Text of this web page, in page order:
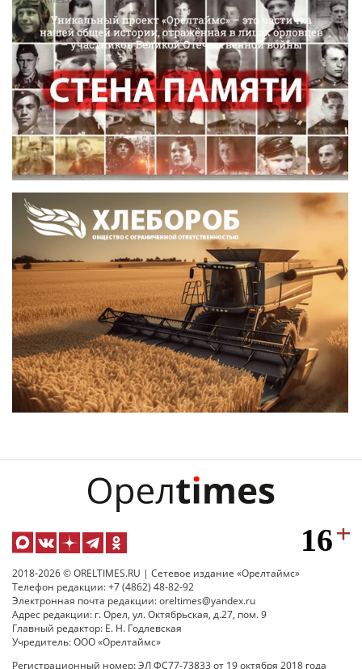
2018-2026 © ORELTIMES.RU | Сетевое издание «Орелтаймс»
Телефон редакции: +7 (4862) 48-82-92
Электронная почта редакции: oreltimes@yandex.ru
Адрес редакции: г. Орел, ул. Октябрьская, д.27, пом. 9
Главный редактор: Е. Н. Годлевская
Учредитель: ООО «Орелтаймс»
Регистрационный номер: ЭЛ ФС77-73833 от 19 октября 2018 года